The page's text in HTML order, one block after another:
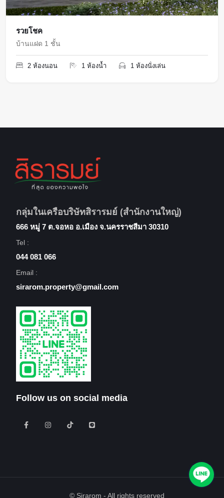
รวยโชค
บ้านแฝด 1 ชั้น
2 ห้องนอน 1 ห้องน้ำ 1 ห้องนั่งเล่น
กลุ่มในเครือบริษัทสิรารมย์ (สำนักงานใหญ่)
666 หมู่ 7 ต.จอหอ อ.เมือง จ.นครราชสีมา 30310
Tel :
044 081 066
Email :
sirarom.property@gmail.com
Follow us on social media
© Sirarom - All rights reserved